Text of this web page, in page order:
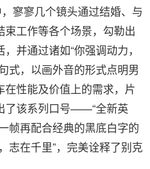
寥寥几个镜头通过结婚、与
工作等各个场景，勾勒出
并通过诸如“你强调动力，
式，以画外音的形式点明男
性能及价值上的需求，片
了该系列口号——“全新英
帧再配合经典的黑底白字的
志在千里”，完美诠释了别克